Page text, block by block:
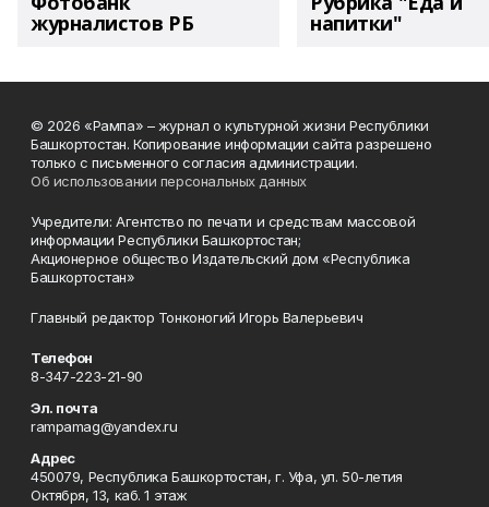
журналистов РБ напитки"
© 2026 «Рампа» – журнал о культурной жизни Республики
Башкортостан. Копирование информации сайта разрешено
только с письменного согласия администрации.
Об использовании персональных данных
Учредители: Агентство по печати и средствам массовой
информации Республики Башкортостан;
Акционерное общество Издательский дом «Республика
Башкортостан»
Главный редактор Тонконогий Игорь Валерьевич
Телефон
8-347-223-21-90
Эл. почта
rampamag@yandex.ru
Адрес
450079, Республика Башкортостан, г. Уфа, ул. 50-летия
Октября, 13, каб. 1 этаж